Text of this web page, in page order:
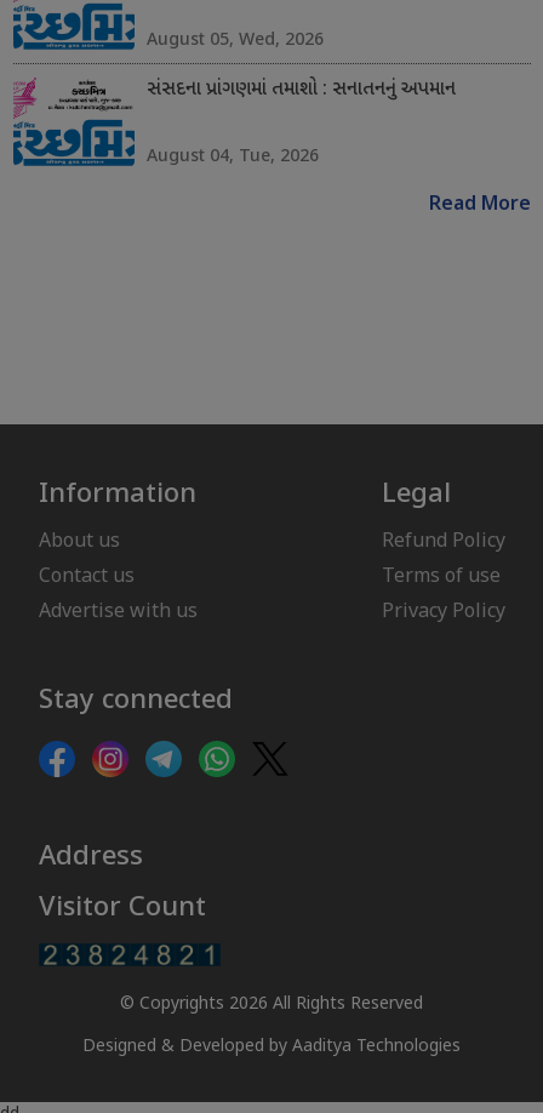
August 05, Wed, 2026
સંસદના પ્રાંગણમાં તમાશો : સનાતનનું અપમાન
August 04, Tue, 2026
Read More
Information
About us
Contact us
Advertise with us
Legal
Refund Policy
Terms of use
Privacy Policy
Stay connected
Address
Visitor Count
© Copyrights 2026 All Rights Reserved
Designed & Developed by Aaditya Technologies